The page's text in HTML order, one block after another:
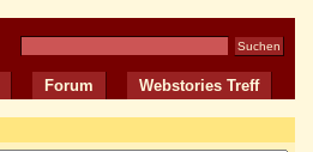
Forum Webstories Treff